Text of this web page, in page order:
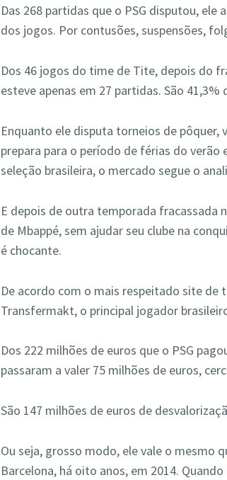
Das 268 partidas que o PSG disputou, ele
dos jogos. Por contusões, suspensões,
Dos 46 jogos do time de Tite, depois do
esteve apenas em 27 partidas. São 41,3%
Enquanto ele disputa torneios de pôquer,
prepara para o período de férias do
seleção brasileira, o mercado segue o
E depois de outra temporada fracassada
de Mbappé, sem ajudar seu clube na
é chocante.
De acordo com o mais respeitado site
Transfermakt, o principal jogador
Dos 222 milhões de euros que o PSG
passaram a valer 75 milhões de euros,
São 147 milhões de euros de
Ou seja, grosso modo, ele vale o mesmo
Barcelona, há oito anos, em 2014.